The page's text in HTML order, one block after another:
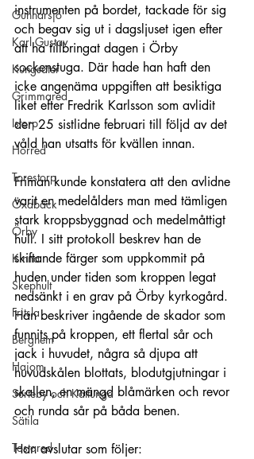
Gunnarsjö
Karl Gustav
Kungsäter
Grimmared
Istorp
Horred
Torestorp
Öxabäck
Örby
Kinna
Skephult
Fritsla
Berghem
Hajom
Surteby och Kattunga
Sätila
Tostared
instrumenten på bordet, tackade för sig
och begav sig ut i dagsljuset igen efter
att ha tillbringat dagen i Örby
sockenstuga. Där hade han haft den
icke angenäma uppgiften att besiktiga
liket efter Fredrik Karlsson som avlidit
den 25 sistlidne februari till följd av det
våld han utsatts för kvällen innan.
Friman kunde konstatera att den avlidne
varit en medelålders man med tämligen
stark kroppsbyggnad och medelmåttigt
hull. I sitt protokoll beskrev han de
skiftande färger som uppkommit på
huden under tiden som kroppen legat
nedsänkt i en grav på Örby kyrkogård.
Han beskriver ingående de skador som
funnits på kroppen, ett flertal sår och
jack i huvudet, några så djupa att
huvudskålen blottats, blodutgjutningar i
skallen, en mängd blåmärken och revor
och runda sår på båda benen.
Han avslutar som följer: